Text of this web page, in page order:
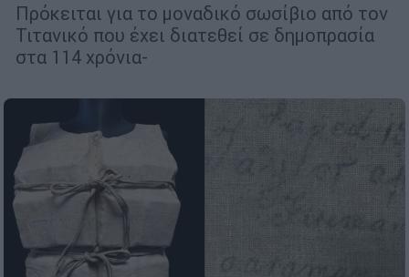
Πρόκειται για το μοναδικό σωσίβιο από τον
Τιτανικό που έχει διατεθεί σε δημοπρασία
στα 114 χρόνια-